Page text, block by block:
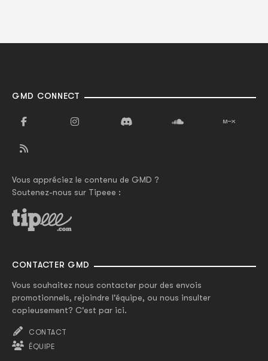
GMD CONNECT
Vous appréciez le contenu de GMD ?
Soutenez-nous sur Tipeee :
CONTACTER GMD
Vous souhaitez nous contacter pour des envois
promotionnels, rejoindre l'équipe, ou nous insulter
copieusement? C'est par ici.
CONTACT
ÉQUIPE